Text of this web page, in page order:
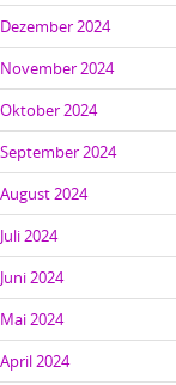
Dezember 2024
November 2024
Oktober 2024
September 2024
August 2024
Juli 2024
Juni 2024
Mai 2024
April 2024